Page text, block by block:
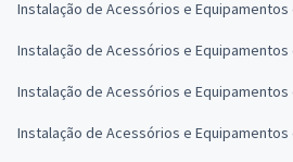
Instalação de Acessórios e Equipamentos
Instalação de Acessórios e Equipamentos
Instalação de Acessórios e Equipamentos
Instalação de Acessórios e Equipamentos